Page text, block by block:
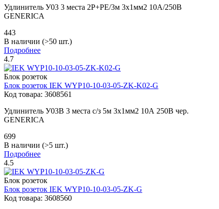
Удлинитель У03 3 места 2P+PE/3м 3х1мм2 10А/250В
GENERICA
443
В наличии (>50 шт.)
Подробнее
4.7
Блок розеток
Блок розеток IEK WYP10-10-03-05-ZK-K02-G
Код товара: 3608561
Удлинитель У03В 3 места с/з 5м 3х1мм2 10А 250В чер.
GENERICA
699
В наличии (>5 шт.)
Подробнее
4.5
Блок розеток
Блок розеток IEK WYP10-10-03-05-ZK-G
Код товара: 3608560